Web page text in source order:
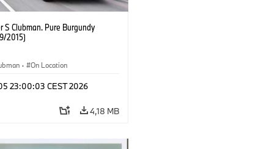
S Clubman. Pure Burgundy
2015)
· On Location
23:00:03 CEST 2026
4,18 MB